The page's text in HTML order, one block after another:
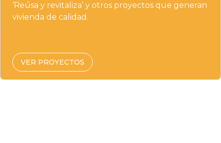
‘Reúsa y revitaliza’ y otros proyectos que generan
vivienda de calidad.
VER PROYECTOS